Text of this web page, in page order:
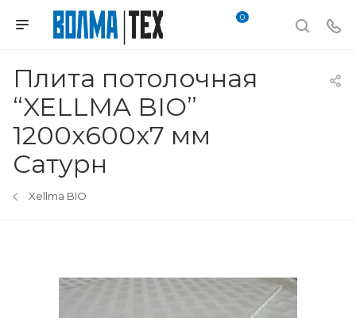
0
Плита потолочная
“XELLMA BIO”
1200х600х7 мм
Сатурн
Xellma BIO